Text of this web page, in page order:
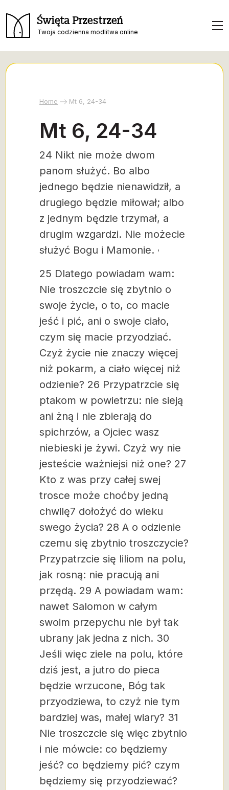
Święta Przestrzeń
Twoja codzienna modlitwa online
Home Mt 6, 24-34
Mt 6, 24-34
24 Nikt nie może dwom
panom służyć. Bo albo
jednego będzie nienawidził, a
drugiego będzie miłował; albo
z jednym będzie trzymał, a
drugim wzgardzi. Nie możecie
służyć Bogu i Mamonie.
25 Dlatego powiadam wam:
Nie troszczcie się zbytnio o
swoje życie, o to, co macie
jeść i pić, ani o swoje ciało,
czym się macie przyodziać.
Czyż życie nie znaczy więcej
niż pokarm, a ciało więcej niż
odzienie? 26 Przypatrzcie się
ptakom w powietrzu: nie sieją
ani żną i nie zbierają do
spichrzów, a Ojciec wasz
niebieski je żywi. Czyż wy nie
jesteście ważniejsi niż one? 27
Kto z was przy całej swej
trosce może choćby jedną
chwilę7 dołożyć do wieku
swego życia? 28 A o odzienie
czemu się zbytnio troszczycie?
Przypatrzcie się liliom na polu,
jak rosną: nie pracują ani
przędą. 29 A powiadam wam:
nawet Salomon w całym
swoim przepychu nie był tak
ubrany jak jedna z nich. 30
Jeśli więc ziele na polu, które
dziś jest, a jutro do pieca
będzie wrzucone, Bóg tak
przyodziewa, to czyż nie tym
bardziej was, małej wiary? 31
Nie troszczcie się więc zbytnio
i nie mówcie: co będziemy
jeść? co będziemy pić? czym
będziemy się przyodziewać?